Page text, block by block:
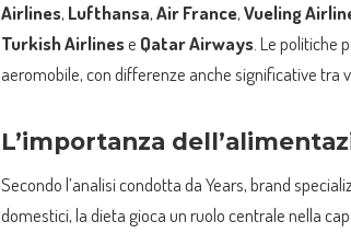
Airlines, Lufthansa,Air France,Vueling
Turkish Airlinese Qatar Airways. Le politiche
aeromobile, con differenze anche significative tra
L’importanza
Secondo l’analisi condotta da Years, brand
domestici, la dieta gioca un ruolo centrale nella